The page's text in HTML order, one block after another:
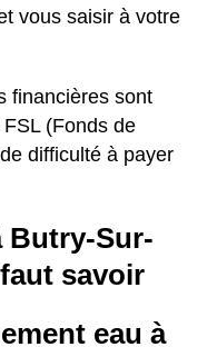
vous saisir à votre
financières sont
(Fonds de
difficulté à payer
Butry-Sur-
savoir
eau à